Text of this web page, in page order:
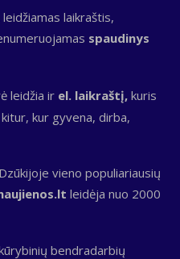
laikraštis,
spaudinys
leidžia ir el. laikraštį, kuris
kur gyvena, dirba,
vieno populiariausių
leidėja nuo 2000
bendradarbių